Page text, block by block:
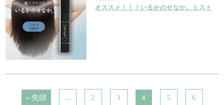
オススメ！！！いるかのせなか。ミスト
« 先頭 ... 2 3 4 5 6